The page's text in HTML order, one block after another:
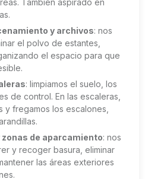
También aspirado en
y archivos: nos
el polvo de estantes,
el espacio para que
: limpiamos el suelo, los
de control. En las escaleras,
y fregamos los escalones,
de aparcamiento: nos
y recoger basura, eliminar
las áreas exteriores